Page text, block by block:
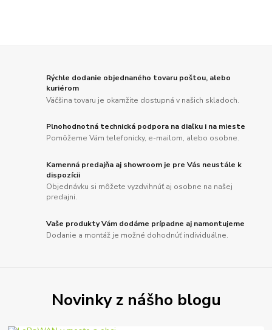
Rýchle dodanie objednaného tovaru poštou, alebo
kuriérom
Väčšina tovaru je okamžite dostupná v našich skladoch.
Plnohodnotná technická podpora na diaľku i na mieste
Pomôžeme Vám telefonicky, e-mailom, alebo osobne.
Kamenná predajňa aj showroom je pre Vás neustále k
dispozícii
Objednávku si môžete vyzdvihnúť aj osobne na našej
predajni.
Vaše produkty Vám dodáme prípadne aj namontujeme
Dodanie a montáž je možné dohodnúť individuálne.
Novinky z nášho blogu